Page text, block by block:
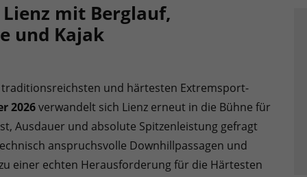
mit Berglauf,
und Kajak
und härtesten Extremsport-
2026verwandelt sich Lienz erneut in die Bühne für
Ausdauer und absolute Spitzenleistung gefragt
anspruchsvolle Downhillpassagen und
einer echten Herausforderung für die Härtesten